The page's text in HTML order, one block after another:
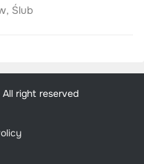
, Ślub
right reserved